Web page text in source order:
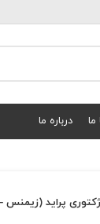
درباره ما
پرايد (زيمنس